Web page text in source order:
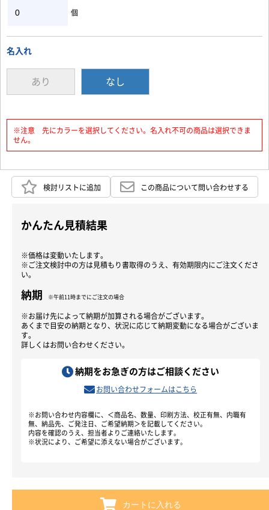
個
名入れ
あり なし
※注意 先にカラーを選択してください。名入れ不可の商品は選択できま
せん。
お買い物を続ける
検討リストに追加 この商品について問い合わせする
かんたん見積結果
※価格は変動いたします。
※ご注文検討中の方は見積もり書取得のうえ、有効期限内にご注文くださ
い。
納期 ※午前11時までにご注文の場合
※お届け先によって納期が加算される場合がございます。
あくまで目安の納期となり、状況に応じて納期変動になる場合がございま
す。
詳しくはお問い合わせください。
納期をお急ぎの方はご相談ください
お問い合わせフォームはこちら
※お問い合わせ内容欄に、＜商品名、数量、印刷方法、校正有無、内職有
無、納品先、ご発注日、ご希望納期＞を記載してください。
内容を確認のうえ、担当者よりご連絡いたします。
※状況により、ご希望に添えない場合がございます。
カートに入れる